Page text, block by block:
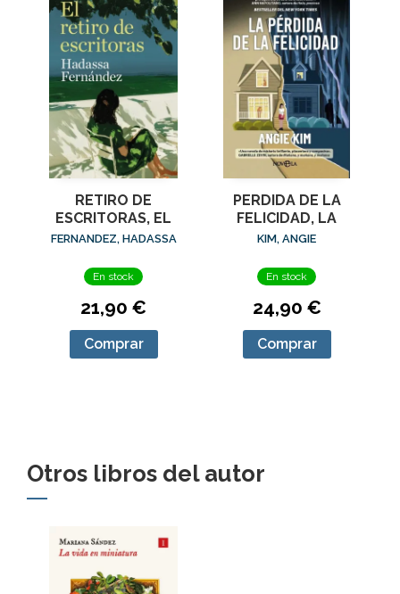
RETIRO DE
ESCRITORAS, EL
FERNANDEZ, HADASSA
En stock
21,90 €
Comprar
PERDIDA DE LA
FELICIDAD, LA
KIM, ANGIE
En stock
24,90 €
Comprar
Otros libros del autor